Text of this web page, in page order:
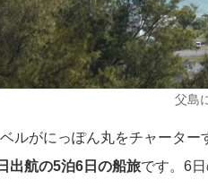
父島
ルがにっぽん丸をチャーター
出航の5泊6日の船旅です。6